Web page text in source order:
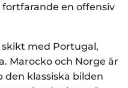
en offensiv
med Portugal,
Marocko och Norge är
klassiska bilden